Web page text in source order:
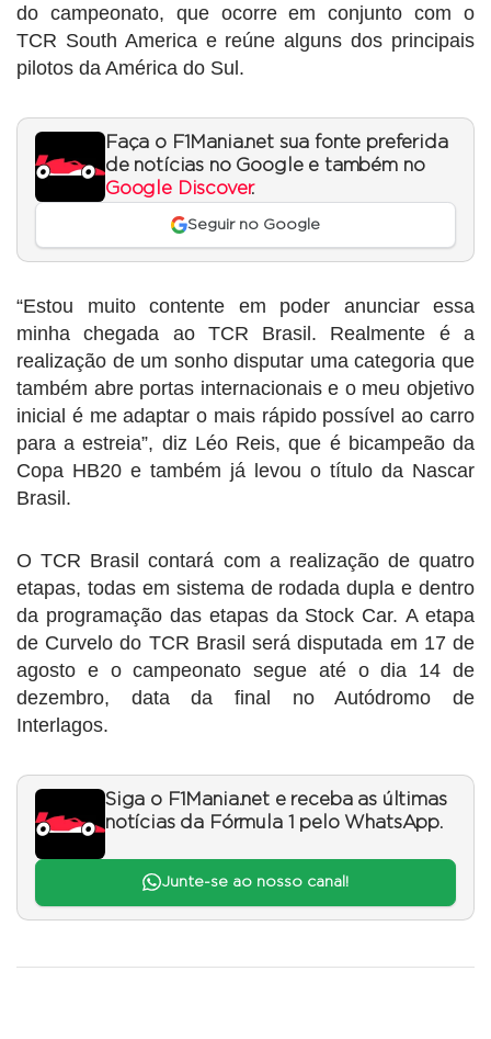
do campeonato, que ocorre em conjunto com o
TCR South America e reúne alguns dos principais
pilotos da América do Sul.
Faça o F1Mania.net sua fonte preferida
de notícias no Google e também no
Google Discover.
Seguir no Google
“Estou muito contente em poder anunciar essa
minha chegada ao TCR Brasil. Realmente é a
realização de um sonho disputar uma categoria que
também abre portas internacionais e o meu objetivo
inicial é me adaptar o mais rápido possível ao carro
para a estreia”, diz Léo Reis, que é bicampeão da
Copa HB20 e também já levou o título da Nascar
Brasil.
O TCR Brasil contará com a realização de quatro
etapas, todas em sistema de rodada dupla e dentro
da programação das etapas da Stock Car. A etapa
de Curvelo do TCR Brasil será disputada em 17 de
agosto e o campeonato segue até o dia 14 de
dezembro, data da final no Autódromo de
Interlagos.
Siga o F1Mania.net e receba as últimas
notícias da Fórmula 1 pelo WhatsApp.
Junte-se ao nosso canal!